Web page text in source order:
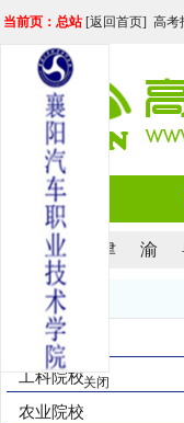
当前页：总站[返回首页] 高考
网站首页
沪 津 渝
院校导航
综合院校
工科院校
农业院校
关闭